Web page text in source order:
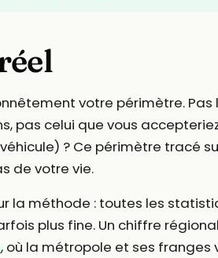
votre périmètre.
pas celui que vous
? Ce périmètre tracé
de votre vie.
la méthode : toutes les
plus fine. Un chiffre
, où la métropole et ses